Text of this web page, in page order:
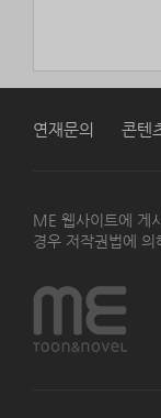
연재문의 콘텐
ME 웹사이트에 게
경우 저작권법에